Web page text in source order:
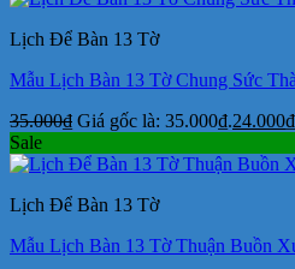
Lịch Để Bàn 13 Tờ
Mẫu Lịch Bàn 13 Tờ Chung Sức
35.000₫ Giá gốc là: 35.000₫.24.000₫
Sale
Lịch Để Bàn 13 Tờ
Mẫu Lịch Bàn 13 Tờ Thuận Buồn